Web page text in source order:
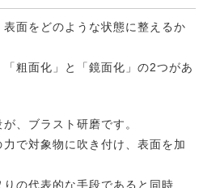
面をどのような状態に整えるか
粗面化」と「鏡面化」の2つがあ
、ブラスト研磨です。
で対象物に吹き付け、表面を加
の代表的な手段であると同時